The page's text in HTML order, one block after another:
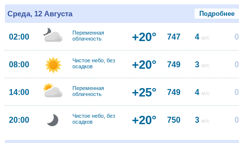
Среда, 12 Августа Подробнее
02:00
Переменная
облачность
+20° 747 4 м/с 0
08:00
Чистое небо, без
осадков
+20° 749 3 м/с 0
14:00
Переменная
облачность
+25° 749 4 м/с 0
20:00
Чистое небо, без
осадков
+20° 750 3 м/с 0